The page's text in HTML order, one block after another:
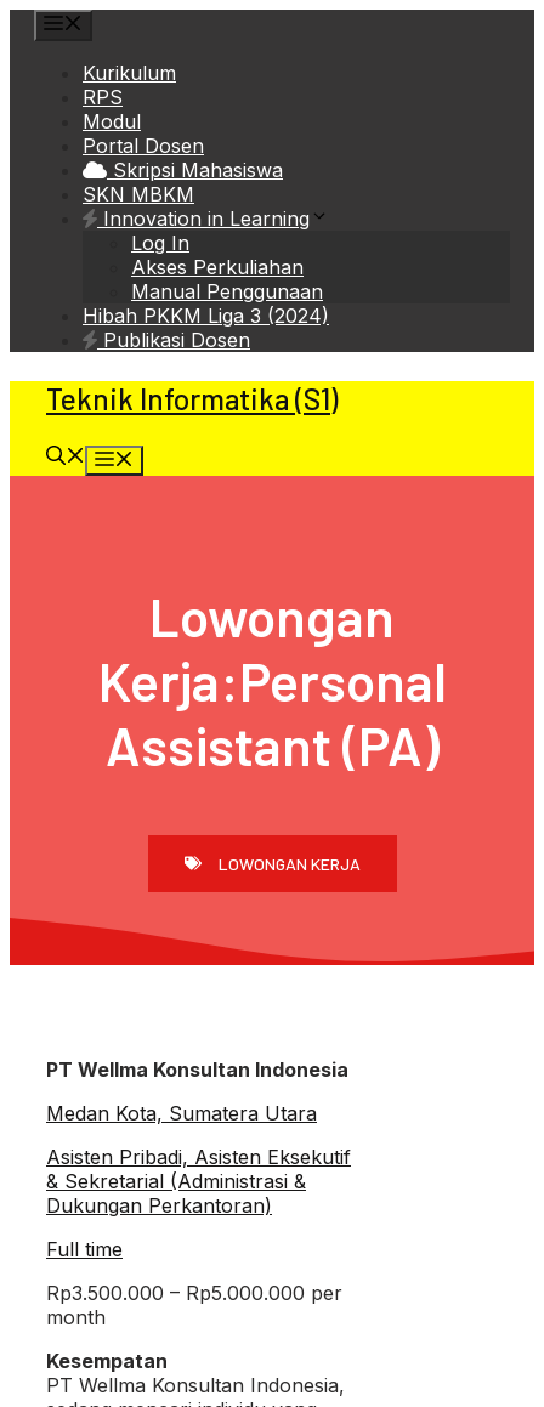
Skip
Kurikulum
RPS
Modul
Portal Dosen
Skripsi Mahasiswa
SKN MBKM
Innovation in Learning
Log In
Akses Perkuliahan
Manual Penggunaan
Hibah PKKM Liga 3 (2024)
Publikasi Dosen
Teknik Informatika (S1)
Lowongan
Kerja:Personal
Assistant (PA)
LOWONGAN KERJA
PT Wellma Konsultan Indonesia
Medan Kota, Sumatera Utara
Asisten Pribadi, Asisten Eksekutif
& Sekretarial (Administrasi &
Dukungan Perkantoran)
Full time
Rp3.500.000 – Rp5.000.000 per
month
Kesempatan
PT Wellma Konsultan Indonesia,